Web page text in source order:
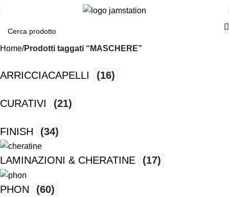
Home Prodotti taggati “MASCHERE”
ARRICCIACAPELLI (16)
CURATIVI (21)
FINISH (34)
LAMINAZIONI & CHERATINE (17)
PHON (60)